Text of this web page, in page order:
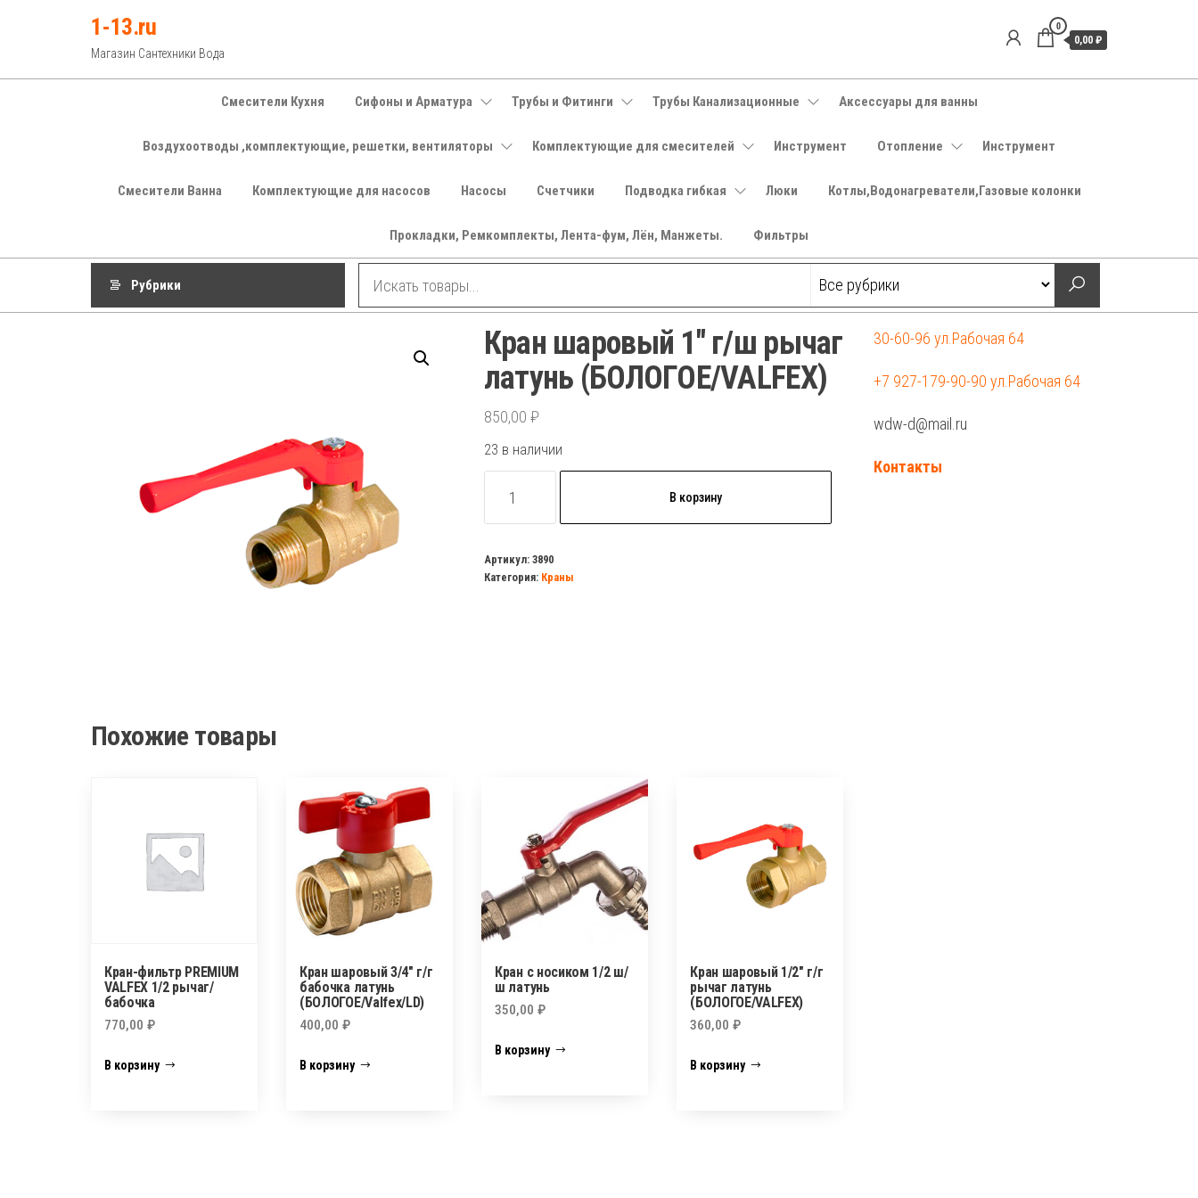
1-13.ru
Магазин Сантехники Вода
0
0,00 ₽
Смесители Кухня Сифоны и Арматура Трубы и Фитинги Трубы Канализационные Аксессуары для ванны
Воздухоотводы ,комплектующие, решетки, вентиляторы Комплектующие для смесителей Инструмент Отопление Инструмент
Смесители Ванна Комплектующие для насосов Насосы Счетчики Подводка гибкая Люки Котлы,Водонагреватели,Газовые колонки
Прокладки, Ремкомплекты, Лента-фум, Лён, Манжеты. Фильтры
Рубрики
Кран шаровый 1″ г/ш рычаг
латунь (БОЛОГОЕ/VALFEX)
850,00 ₽
23 в наличии
товара
шаровый
1"
В корзину
Артикул: 3890
Категория: Краны
Похожие товары
Кран-фильтр PREMIUM
VALFEX 1/2 рычаг/
бабочка
770,00 ₽
В корзину
Кран шаровый 3/4″ г/г
бабочка латунь
(БОЛОГОЕ/Valfex/LD)
400,00₽
В корзину
Кран с носиком 1/2 ш/
ш латунь
350,00₽
В корзину
Кран шаровый 1/2″ г/г
рычаг латунь
(БОЛОГОЕ/VALFEX)
360,00₽
В корзину
30-60-96 ул.Рабочая 64
+7 927-179-90-90 ул.Рабочая 64
wdw-d@mail.ru
Контакты